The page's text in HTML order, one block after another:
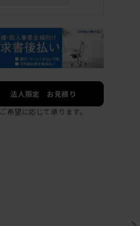
法人限定 お見積り
ご希望に応じて承ります。